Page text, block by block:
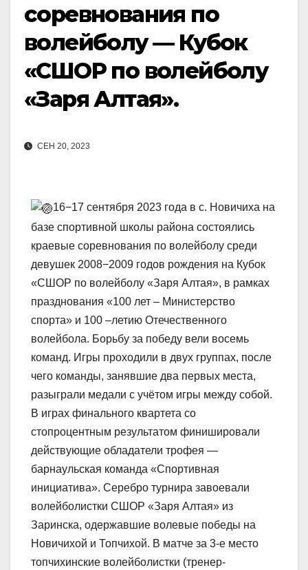
соревнования по
волейболу — Кубок
«СШОР по волейболу
«Заря Алтая».
СЕН 20, 2023
16−17 сентября 2023 года в с. Новичиха на
базе спортивной школы района состоялись
краевые соревнования по волейболу среди
девушек 2008−2009 годов рождения на Кубок
«СШОР по волейболу «Заря Алтая», в рамках
празднования «100 лет – Министерство
спорта» и 100 –летию Отечественного
волейбола. Борьбу за победу вели восемь
команд. Игры проходили в двух группах, после
чего команды, занявшие два первых места,
разыграли медали с учётом игры между собой.
В играх финального квартета со
стопроцентным результатом финишировали
действующие обладатели трофея —
барнаульская команда «Спортивная
инициатива». Серебро турнира завоевали
волейболистки СШОР «Заря Алтая» из
Заринска, одержавшие волевые победы на
Новичихой и Топчихой. В матче за 3-е место
топчихинские волейболистки (тренер-